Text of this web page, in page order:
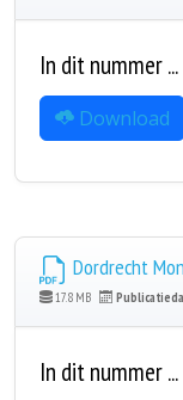
In dit nummer ...
Download
Dordrecht
17.8 MB
In dit nummer ...